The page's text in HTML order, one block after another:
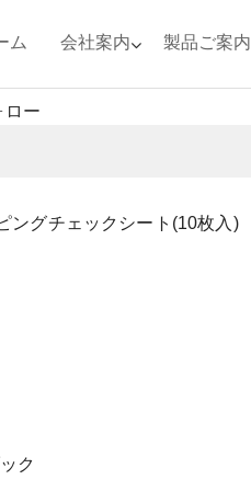
ム 会社案内 製品ご案内
ロー
ングチェックシート(10枚入)
ク